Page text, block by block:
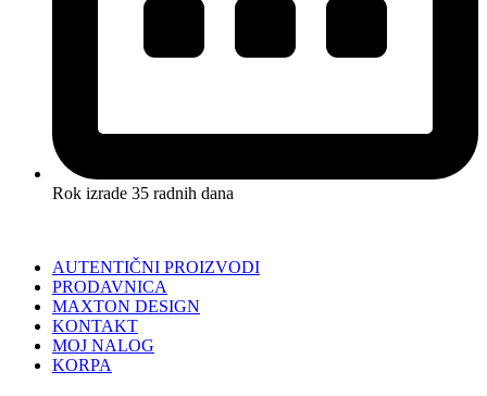
Rok izrade 35 radnih dana
AUTENTIČNI PROIZVODI
PRODAVNICA
MAXTON DESIGN
KONTAKT
MOJ NALOG
KORPA